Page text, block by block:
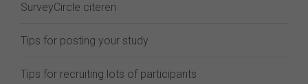
SurveyCircle citeren
Tips for posting your study
Tips for recruiting lots of participants